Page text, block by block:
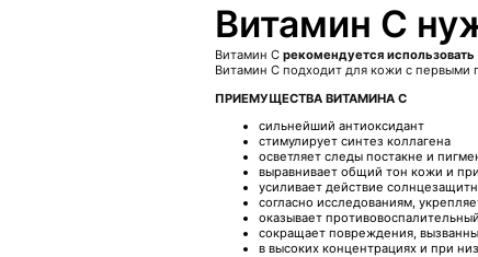
Витамин С
Витамин С рекомендуется
Витамин С подходит для кожи с первыми
ПРИЕМУЩЕСТВА ВИТАМИНА С
сильнейший антиоксидант
стимулирует синтез коллагена
осветляет следы постакне и
выравнивает общий тон кожи и
усиливает действие
согласно исследованиям,
оказывает
сокращает повреждения,
в высоких концентрациях и при